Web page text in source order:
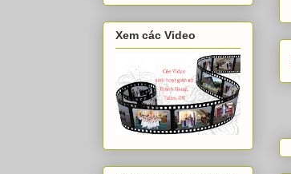
Xem các Video